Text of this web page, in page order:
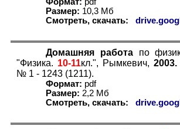
Размер: 10,3 Мб
Смотреть, скачать:
Домашняя работа по
"Физика. 10-11кл.", Рымкевич,
№ 1 - 1243 (1211).
Формат: pdf
Размер: 2,2 Мб
Смотреть, скачать: